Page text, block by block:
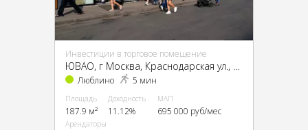
Инвестиции в торговое помещение
ЮВАО, г Москва, Краснодарская ул., 57, кор. 3
Люблино 5 мин
Площадь
187.9 м²
Доходность
11.12%
МАП
695 000 руб/мес
Арендаторы